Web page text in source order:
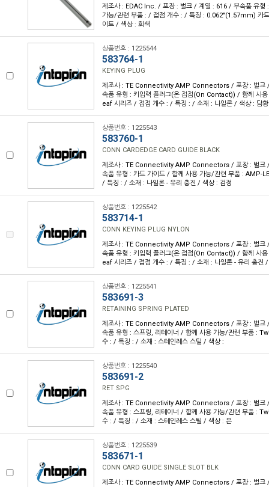
제조사 : EDAC Inc. / 포장 : 벌크 / 계열 : 616 / 부속품 유형
가능/관련 부품 : / 접점 개수 : / 특징 : 0.062"(1.57mm) 카
이트 / 색상 : 회색
상품번호 : 1225544
583764-1
KEYING PLUG
제조사 : TE Connectivity AMP Connectors / 포장 : 벌크
속품 유형 : 키입력 플러그(온 접점(On Contact)) / 함께 사
eaf 시리즈 / 접점 개수 : / 특징 : / 소재 : 나일론 / 색상 : 담
상품번호 : 1225543
583760-1
CONN CARDEDGE CARD GUIDE BLACK
제조사 : TE Connectivity AMP Connectors / 포장 : 벌크
속품 유형 : 카드 가이드 / 함께 사용 가능/관련 부품 : AMP-
/ 특징 : / 소재 : 나일론 - 유리 충진 / 색상 : 검정
상품번호 : 1225542
583714-1
CONN KEYING PLUG NYLON
제조사 : TE Connectivity AMP Connectors / 포장 : 벌크
속품 유형 : 키입력 플러그(온 접점(On Contact)) / 함께 사
eaf 시리즈 / 접점 개수 : / 특징 : / 소재 : 나일론 - 유리 충진
상품번호 : 1225541
583691-3
RETAINING SPRING PLATED
제조사 : TE Connectivity AMP Connectors / 포장 : 벌크
속품 유형 : 스프링, 리테이너 / 함께 사용 가능/관련 부품 :
수 : / 특징 : / 소재 : 스테인레스 스틸 / 색상 :
상품번호 : 1225540
583691-2
RET SPG
제조사 : TE Connectivity AMP Connectors / 포장 : 벌크
속품 유형 : 스프링, 리테이너 / 함께 사용 가능/관련 부품 :
수 : / 특징 : / 소재 : 스테인레스 스틸 / 색상 : 은
상품번호 : 1225539
583671-1
CONN CARD GUIDE SINGLE SLOT BLK
제조사 : TE Connectivity AMP Connectors / 포장 : 벌크